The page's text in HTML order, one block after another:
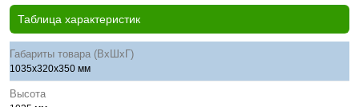
Таблица характеристик
Габариты товара (ВхШхГ)
1035x320x350 мм
Высота